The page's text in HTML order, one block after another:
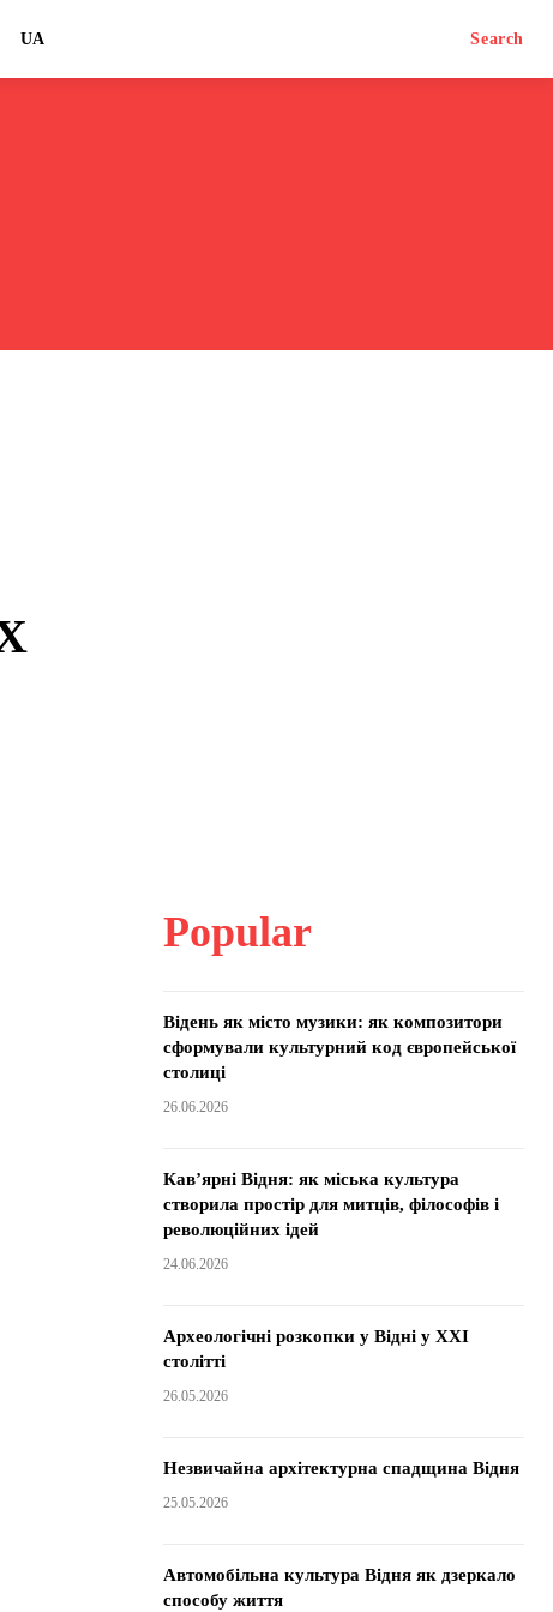
UA Search
Popular
Відень як місто музики: як композитори
сформували культурний код європейської
столиці
26.06.2026
Кав’ярні Відня: як міська культура
створила простір для митців, філософів і
революційних ідей
24.06.2026
Археологічні розкопки у Відні у XXI
столітті
26.05.2026
Незвичайна архітектурна спадщина Відня
25.05.2026
Автомобільна культура Відня як дзеркало
способу життя